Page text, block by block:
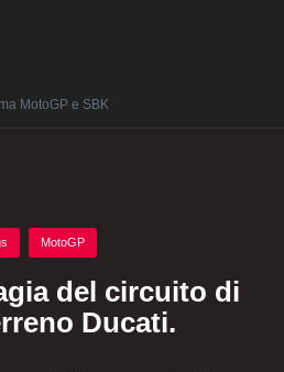
MotoGP e SBK
MotoGP
del circuito di
Ducati.